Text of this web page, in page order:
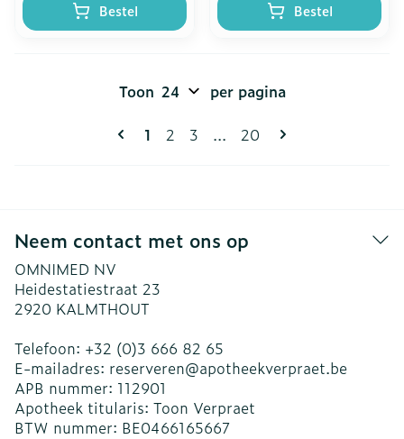
Bestel Bestel
Pagina's
U lees momenteel pagina
1 Pagina
2 Pagina
3 ... Pagina
20
Toon per pagina
Neem contact met ons op
OMNIMED NV
Heidestatiestraat 23
2920 KALMTHOUT
Telefoon: +32 (0)3 666 82 65
E-mailadres: reserveren@apotheekverpraet.be
APB nummer: 112901
Apotheek titularis: Toon Verpraet
BTW nummer: BE0466165667